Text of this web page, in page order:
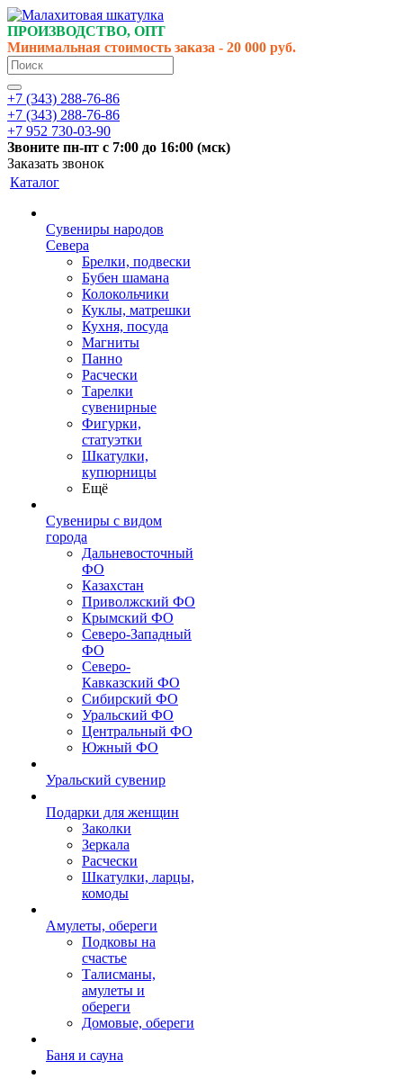
ПРОИЗВОДСТВО, ОПТ
Минимальная стоимость заказа - 20 000 руб.
+7 (343) 288-76-86
+7 (343) 288-76-86
+7 952 730-03-90
Звоните пн-пт с 7:00 до 16:00 (мск)
Заказать звонок
Каталог
Сувениры народов
Севера
Брелки, подвески
Бубен шамана
Колокольчики
Куклы, матрешки
Кухня, посуда
Магниты
Панно
Расчески
Тарелки
сувенирные
Фигурки,
статуэтки
Шкатулки,
купюрницы
Ещё
Сувениры с видом
города
Дальневосточный
ФО
Казахстан
Приволжский ФО
Крымский ФО
Северо-Западный
ФО
Северо-
Кавказский ФО
Сибирский ФО
Уральский ФО
Центральный ФО
Южный ФО
Уральский сувенир
Подарки для женщин
Заколки
Зеркала
Расчески
Шкатулки, ларцы,
комоды
Амулеты, обереги
Подковы на
счастье
Талисманы,
амулеты и
обереги
Домовые, обереги
Баня и сауна